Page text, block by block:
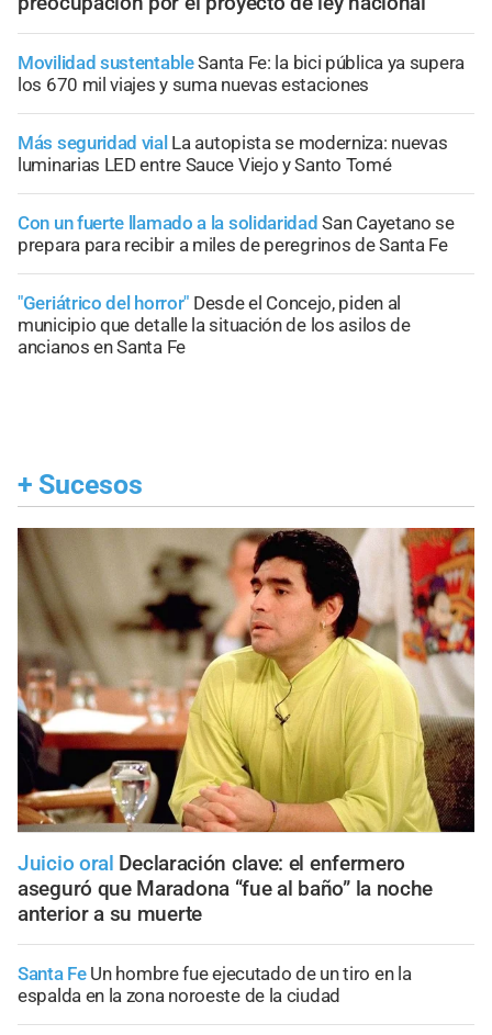
Movilidad sustentableSanta Fe: la bici pública ya supera
los 670 mil viajes y suma nuevas estaciones
Más seguridad vial La autopista se moderniza: nuevas
luminarias LED entre Sauce Viejo y Santo Tomé
Con un fuerte llamado a la solidaridad San Cayetano se
prepara para recibir a miles de peregrinos de Santa Fe
"Geriátrico del horror" Desde el Concejo, piden al
municipio que detalle la situación de los asilos de
ancianos en Santa Fe
+ Sucesos
Juicio oral Declaración clave: el enfermero
aseguró que Maradona “fue al baño” la noche
anterior a su muerte
Santa Fe Un hombre fue ejecutado de un tiro en la
espalda en la zona noroeste de la ciudad